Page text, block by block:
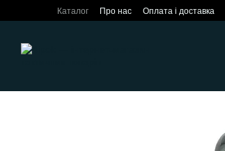
Перейти до основного контенту
Каталог Про нас Оплата і доставка